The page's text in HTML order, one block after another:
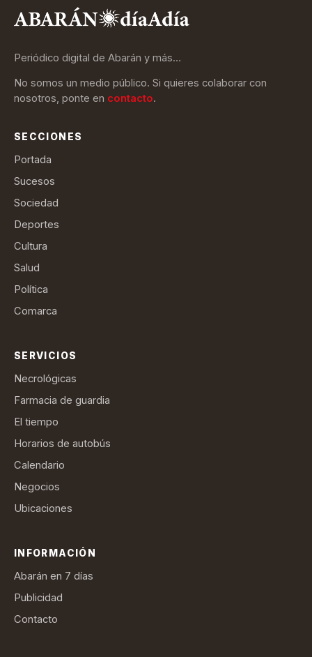
Periódico digital de Abarán y más…
No somos un medio público. Si quieres colaborar con
nosotros, ponte en contacto.
SECCIONES
Portada
Sucesos
Sociedad
Deportes
Cultura
Salud
Política
Comarca
SERVICIOS
Necrológicas
Farmacia de guardia
El tiempo
Horarios de autobús
Calendario
Negocios
Ubicaciones
INFORMACIÓN
Abarán en 7 días
Publicidad
Contacto